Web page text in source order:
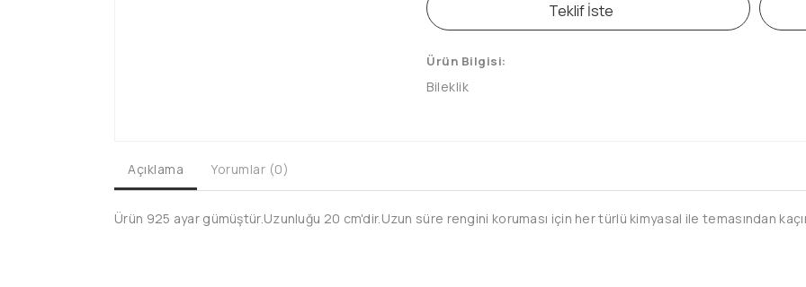
Teklif İste
Ürün Bilgisi:
Bileklik
Açıklama Yorumlar (0)
Ürün 925 ayar gümüştür.Uzunluğu 20 cm'dir.Uzun süre rengini koruması için her türlü kimyasal ile temasından